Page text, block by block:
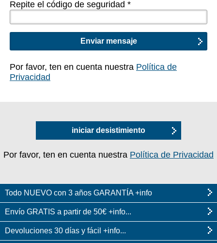
Repite el código de seguridad *
Por favor, ten en cuenta nuestra Política de
Privacidad
iniciar desistimiento
Por favor, ten en cuenta nuestra Política de Privacidad
Todo NUEVO con 3 años GARANTÍA +info
Envío GRATIS a partir de 50€ +info...
Devoluciones 30 días y fácil +info...